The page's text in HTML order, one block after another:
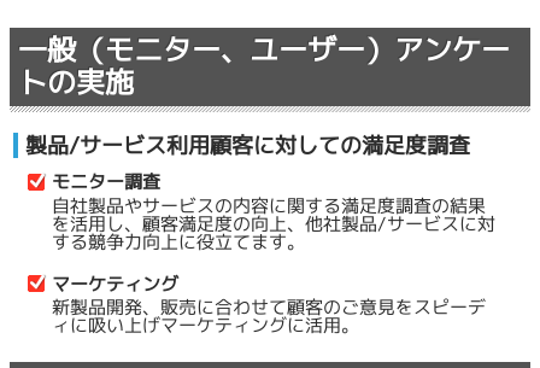
一般（モニター、ユーザー）アンケー
トの実施
製品/サービス利用顧客に対しての満足度調査
モニター調査
自社製品やサービスの内容に関する満足度調査の結果
を活用し、顧客満足度の向上、他社製品/サービスに対
する競争力向上に役立てます。
マーケティング
新製品開発、販売に合わせて顧客のご意見をスピーデ
ィに吸い上げマーケティングに活用。